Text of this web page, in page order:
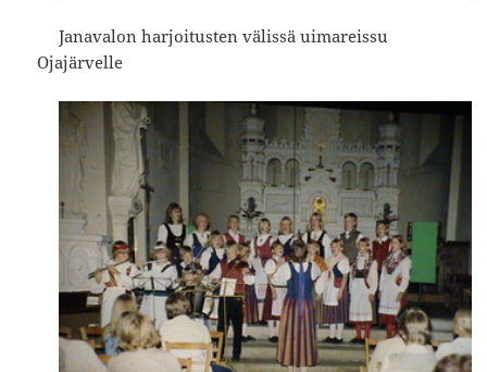
Janavalon harjoitusten välissä uimareissu
Ojajärvelle